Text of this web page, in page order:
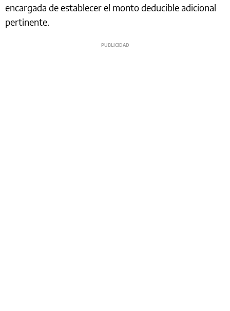
encargada de establecer el monto deducible adicional
pertinente.